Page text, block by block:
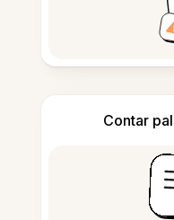
Contar